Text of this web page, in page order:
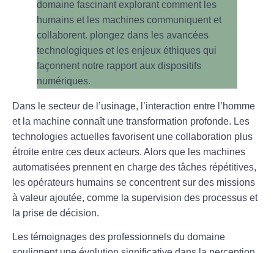
Dans le secteur de l’usinage, l’interaction entre l’homme
et la machine connaît une transformation profonde. Les
technologies actuelles favorisent une collaboration plus
étroite entre ces deux acteurs. Alors que les machines
automatisées prennent en charge des tâches répétitives,
les opérateurs humains se concentrent sur des missions
à valeur ajoutée, comme la supervision des processus et
la prise de décision.
Les témoignages des professionnels du domaine